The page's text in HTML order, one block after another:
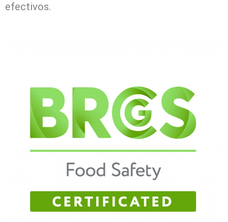
efectivos.